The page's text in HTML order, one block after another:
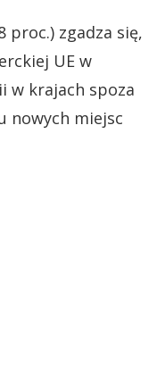
proc.) zgadza się,
UE w
w krajach spoza
nowych miejsc